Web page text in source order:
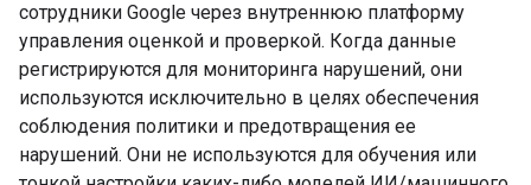
сотрудники Google через внутреннюю платформу
управления оценкой и проверкой. Когда данные
регистрируются для мониторинга нарушений, они
используются исключительно в целях обеспечения
соблюдения политики и предотвращения ее
нарушений. Они не используются для обучения или